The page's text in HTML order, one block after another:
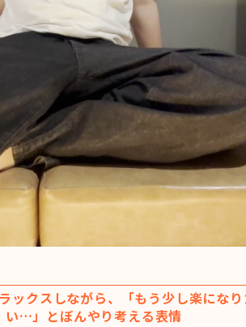
ックスしながら、「もう少し楽にな
い…」とぼんやり考える表情